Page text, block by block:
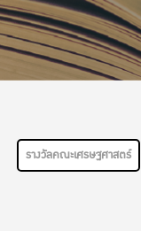
รางวัลคณะเศรษฐศาสตร์